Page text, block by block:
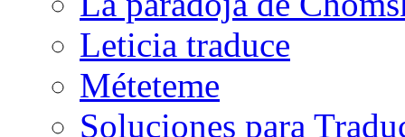
Leticia traduce
Méteteme
Soluciones para